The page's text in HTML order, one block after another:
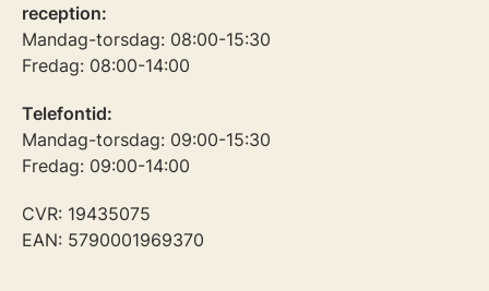
reception:
Mandag-torsdag: 08:00-15:30
Fredag: 08:00-14:00
Telefontid:
Mandag-torsdag: 09:00-15:30
Fredag: 09:00-14:00
CVR: 19435075
EAN: 5790001969370